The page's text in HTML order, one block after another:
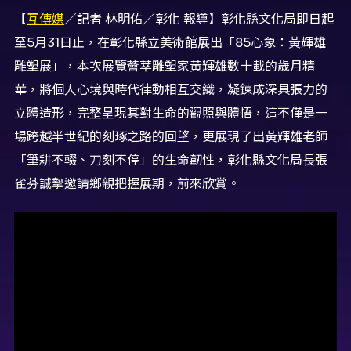
【互傳媒／記者 林明佑／彰化 報導】彰化縣文化局即日起
至5月31日止，在彰化縣立美術館展出「85心象：黃輝雄
雕塑展」，本次展覽薈萃雕塑家黃輝雄數十載的歲月精
華，將個人心境與時代律動相互交織，凝鍊成深具張力的
立體造形，完整呈現其對生命的觀照與體悟，這不僅是一
場跨越半世紀的刻琢之路的回望，更展現了出黃輝雄老師
「筆耕不輟、刀刻不停」的生命韌性，彰化縣文化局長張
雀芬誠摯邀請鄉親把握展期，前來欣賞。